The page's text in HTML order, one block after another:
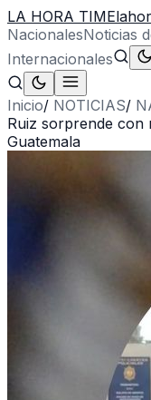
LA HORA TIME
NacionalesNoticias
Internacionales
Inicio/ NOTICIAS/
Ruiz sorprende con
Guatemala